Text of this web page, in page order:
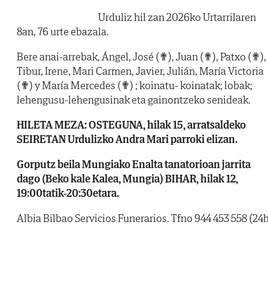
Urduliz hil zan 2026ko Urtarrilaren
8an, 76 urte ebazala.
Bere anai-arrebak, Ángel, José (✟), Juan (✟), Patxo (✟),
Tibur, Irene, Mari Carmen, Javier, Julián, María Victoria
(✟) y María Mercedes (✟) ; koinatu- koinatak; lobak;
lehengusu-lehengusinak eta gainontzeko senideak.
HILETA MEZA: OSTEGUNA, hilak 15, arratsaldeko
SEIRETAN Urdulizko Andra Mari parroki elizan.
Gorputz beila Mungiako Enalta tanatorioan jarrita
dago (Beko kale Kalea, Mungia) BIHAR, hilak 12,
19:00tatik-20:30etara.
Albia Bilbao Servicios Funerarios. Tfno 944 453 558